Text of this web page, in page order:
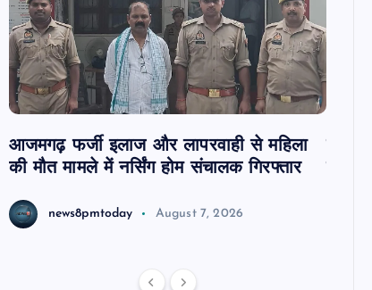
आजमगढ़ फर्जी इलाज और लापरवाही से महिला
की मौत मामले में नर्सिंग होम संचालक गिरफ्तार
news8pmtoday August 7, 2026
दवा
इंतजार